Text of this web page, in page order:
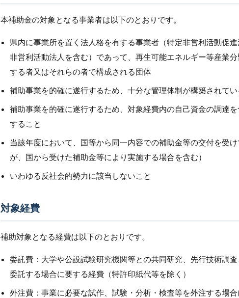
本補助金の対象となる事業者は以下のとおりです。
県内に事業所を置く法人格を有する事業者（特定非営利活動促
非営利活動法人を含む）であって、再生可能エネルギー等産業
する者又はそれらの者で構成される団体
補助事業を的確に遂行するため、十分な管理体制が構築されてい
補助事業を的確に遂行するため、対象経費内の自己資金の調達
すること
当該年度において、国等から同一内容での補助金等の交付を受
が、国から受けた補助金等により実施する場合を含む）
いわゆる反社会的勢力に該当しないこと
対象経費
補助対象となる経費は以下のとおりです。
委託費：大学や公設試験研究機関等との共同研究、先行技術調
委託する場合に要する経費（特許印紙代等を除く）
外注費：事業に必要な試作、試験・分析・検査等を外注する場